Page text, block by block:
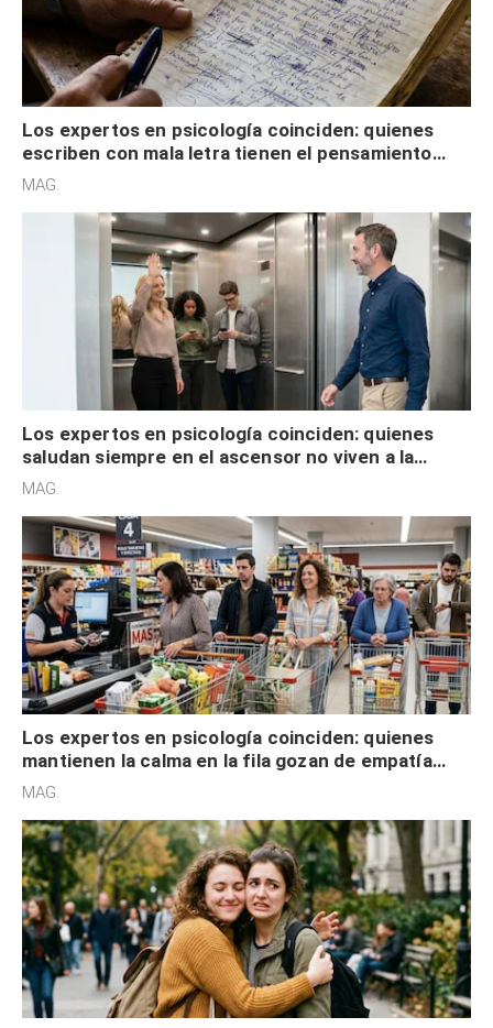
Los expertos en psicología coinciden: quienes
escriben con mala letra tienen el pensamiento
acelerado y no lo hacen por desinterés
MAG.
Los expertos en psicología coinciden: quienes
saludan siempre en el ascensor no viven a la
defensiva y tienen apertura social
MAG.
Los expertos en psicología coinciden: quienes
mantienen la calma en la fila gozan de empatía
cognitiva, gratitud y no solo tienen autocontrol
MAG.